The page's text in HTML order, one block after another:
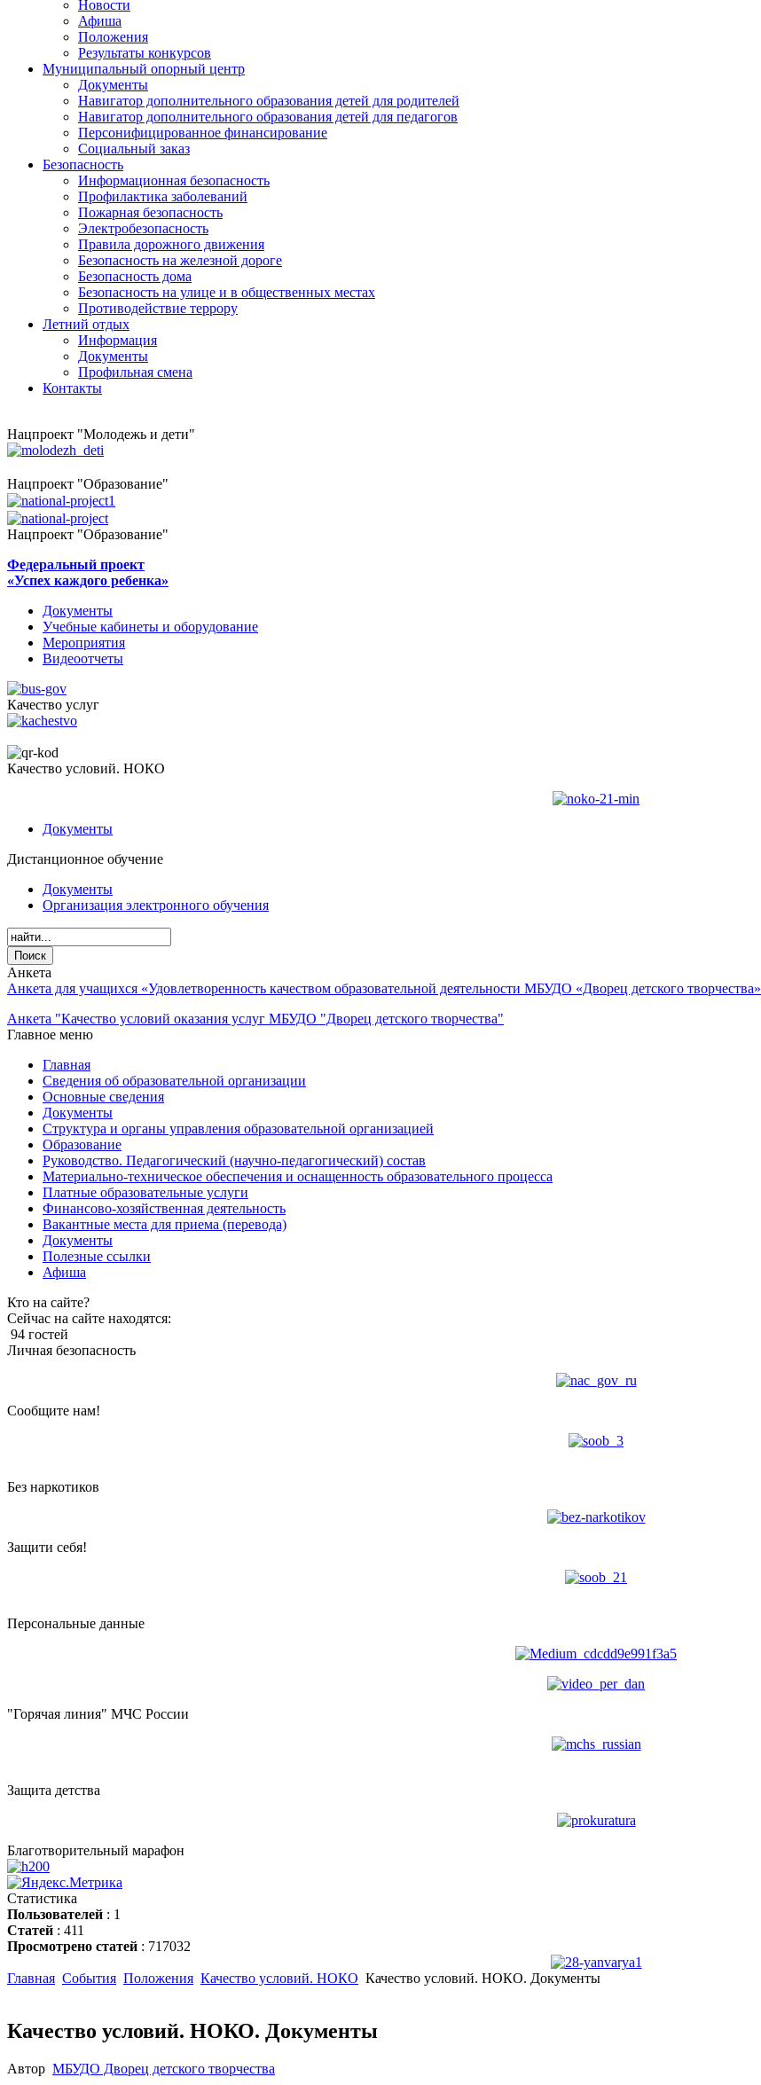
Новости
Афиша
Положения
Результаты конкурсов
Муниципальный опорный центр
Документы
Навигатор дополнительного образования детей для родителей
Навигатор дополнительного образования детей для педагогов
Персонифицированное финансирование
Социальный заказ
Безопасность
Информационная безопасность
Профилактика заболеваний
Пожарная безопасность
Электробезопасность
Правила дорожного движения
Безопасность на железной дороге
Безопасность дома
Безопасность на улице и в общественных местах
Противодействие террору
Летний отдых
Информация
Документы
Профильная смена
Контакты
Нацпроект "Молодежь и дети"
Нацпроект "Образование"
Нацпроект "Образование"
Федеральный проект
«Успех каждого ребенка»
Документы
Учебные кабинеты и оборудование
Мероприятия
Видеоотчеты
Качество услуг
Качество условий. НОКО
Документы
Дистанционное обучение
Документы
Организация электронного обучения
Анкета
Анкета для учащихся «Удовлетворенность качеством образовательной деятельности МБУДО «Дворец детского творчества»
Анкета "Качество условий оказания услуг МБУДО "Дворец детского творчества"
Главное меню
Главная
Сведения об образовательной организации
Основные сведения
Документы
Структура и органы управления образовательной организацией
Образование
Руководство. Педагогический (научно-педагогический) состав
Материально-техническое обеспечения и оснащенность образовательного процесса
Платные образовательные услуги
Финансово-хозяйственная деятельность
Вакантные места для приема (перевода)
Документы
Полезные ссылки
Афиша
Кто на сайте?
Сейчас на сайте находятся:
94 гостей
Личная безопасность
Сообщите нам!
Без наркотиков
Защити себя!
Персональные данные
"Горячая линия" МЧС России
Защита детства
Благотворительный марафон
Статистика
Пользователей : 1
Статей : 411
Просмотрено статей : 717032
Главная События Положения Качество условий. НОКО Качество условий. НОКО. Документы
Качество условий. НОКО. Документы
Автор МБУДО Дворец детского творчества